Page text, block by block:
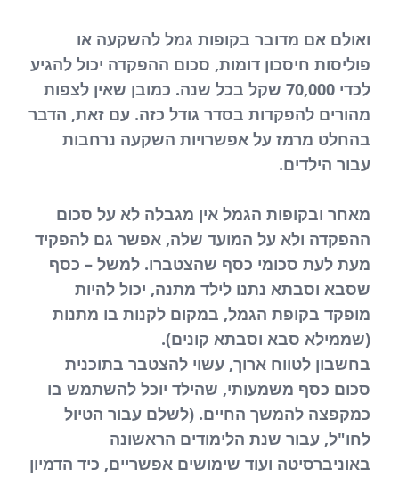
ואולם אם מדובר בקופות גמל להשקעה או
פוליסות חיסכון דומות, סכום ההפקדה יכול להגיע
לכדי 70,000 שקל בכל שנה. כמובן שאין לצפות
מהורים להפקדות בסדר גודל כזה. עם זאת, הדבר
בהחלט מרמז על אפשרויות השקעה נרחבות
עבור הילדים.
מאחר ובקופות הגמל אין מגבלה לא על סכום
ההפקדה ולא על המועד שלה, אפשר גם להפקיד
מעת לעת סכומי כסף שהצטברו. למשל – כסף
שסבא וסבתא נתנו לילד מתנה, יכול להיות
מופקד בקופת הגמל, במקום לקנות בו מתנות
(שממילא סבא וסבתא קונים).
בחשבון לטווח ארוך, עשוי להצטבר בתוכנית
סכום כסף משמעותי, שהילד יוכל להשתמש בו
כמקפצה להמשך החיים. (לשלם עבור הטיול
לחו"ל, עבור שנת הלימודים הראשונה
באוניברסיטה ועוד שימושים אפשריים, כיד הדמיון